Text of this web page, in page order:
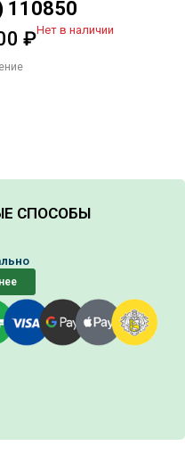
110850
₽Нет в наличии
СПОСОБЫ